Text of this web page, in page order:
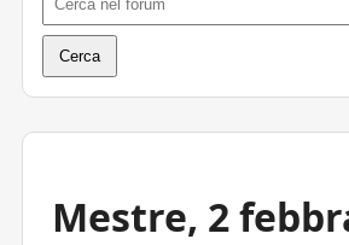
Mestre, 2
Cerca